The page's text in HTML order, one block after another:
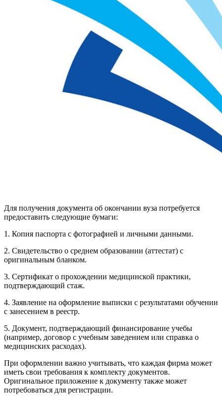
Для получения документа об окончании вуза потребуется
предоставить следующие бумаги:
1. Копия паспорта с фотографией и личными данными.
2. Свидетельство о среднем образовании (аттестат) с
оригинальным бланком.
3. Сертификат о прохождении медицинской практики,
подтверждающий стаж.
4. Заявление на оформление выписки с результатами обучении
с занесением в реестр.
5. Документ, подтверждающий финансирование учебы
(например, договор с учебным заведением или справка о
медицинских расходах).
При оформлении важно учитывать, что каждая фирма может
иметь свои требования к комплекту документов.
Оригинальное приложение к документу также может
потребоваться для регистрации.